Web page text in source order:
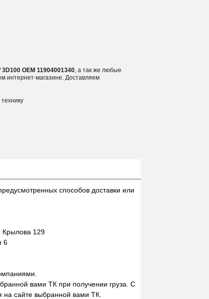
OEM 11904001340, а так же любые
интернет-магазине. Доставляем
способов доставки или
Крылова 129
6
вами ТК при получении груза. С
на сайте выбранной вами ТК.